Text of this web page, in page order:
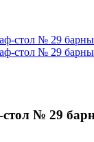
№ 29